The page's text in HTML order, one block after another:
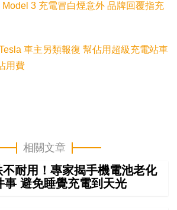
Model 3 充電冒白煙意外 品牌回覆指充
車主另類報復 幫佔用超級充電站車
用費
相關文章
耐用！專家揭手機電池老化
事 避免睡覺充電到天光